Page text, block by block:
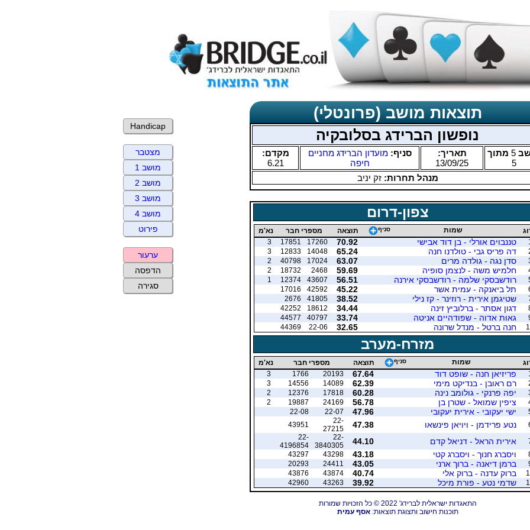
תוצאות מושב (פרונטלי)
נופשון הברידג בסלובקיה
5 מתוך
5
תאריך:
13/09/25
סניף:מועדון הברידג מחניים
חיפה
מקדם:
6.21
מנהל תחרות:זק יניב
צפון-דרום
שמות סניף תוצאה מספרי חבר
נא'מ
1
טננבוים אורלי - בן דוד אבישי 70.92
17260
17851
3
דה פריס גבי - טולדנו חנה 65.24
14048
12833
3
סדן נגה - גולדה מרים 63.07
17024
40798
2
חלמיש משה - לנצמן סופיה 59.69
2468
18732
2
רודשבסקי שלמה - רודשבסקי אירנה 56.51
43607
12374
1
תל ביאנקה - עמית אשר 45.22
42592
17016
שטיגמן אירית - רוזינר - קז נילי 38.52
41805
2676
דגון אסתר - ברלוביץ זינה 34.44
18612
42252
גאות אדוה - שפודהיים אניטה 33.74
40797
44577
חנה ברטל - מנדל שרונה 32.65
22-06
44369
מזרח-מערב
שמות סניף תוצאה מספרי חבר
נא'מ
1
פריזיאן חנה - שופט דוד 67.64
20193
1766
3
רם ראובן - בנדיקט מימי 62.39
14089
14556
3
יפה פרנקי - גולומב נינה 60.28
17818
12376
2
ציפין שמואל - שטרן בן 56.78
24169
19887
2
ישי יעקובי - אירית יעקובי 47.96
22-07
22-08
נטע פרידמן - ויויאן פינשאו 47.38
22-
27215
43951
אירית הראל - דניאל קדם 44.10
22-
3840305
22-
4196854
ויסברג חנוך - ויסברג קטי 43.18
43298
43297
ברמן דיאנה - ברוך ארני 43.05
24411
20293
ברוק עדנה - ברוק אלי 40.74
43874
43876
שדמי נטע - פורת מיכל 39.92
43263
42960
התאגדות ישראלית לברידג' 2022 © כל הזכויות שמורות
תוכנות חישוב ותצוגת תוצאות:אסף עמית
Handicap
מצטבר
מושב 1
מושב 2
מושב 3
מושב 4
פירוט
ערעור
הדפסה
סגירה